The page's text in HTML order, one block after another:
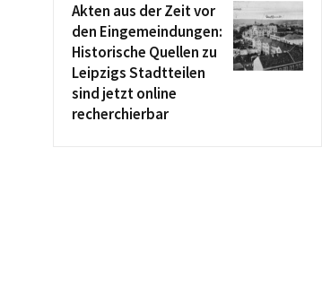
Akten aus der Zeit vor
den Eingemeindungen:
Historische Quellen zu
Leipzigs Stadtteilen
sind jetzt online
recherchierbar